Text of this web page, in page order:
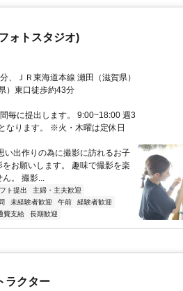
ォトスタジオ)
、ＪＲ東海道本線 瀬田（滋賀県）
）東口徒歩約43分
毎に提出します。 9:00~18:00 週3
なります。 ※火・木曜は定休日
い出作りの為に撮影に訪れるお子
お願いします。 趣味で撮影を楽
。 撮影...
ト提出
主婦・主夫歓迎
未経験者歓迎 午前
経験者歓迎
費支給 長期歓迎
ラクター